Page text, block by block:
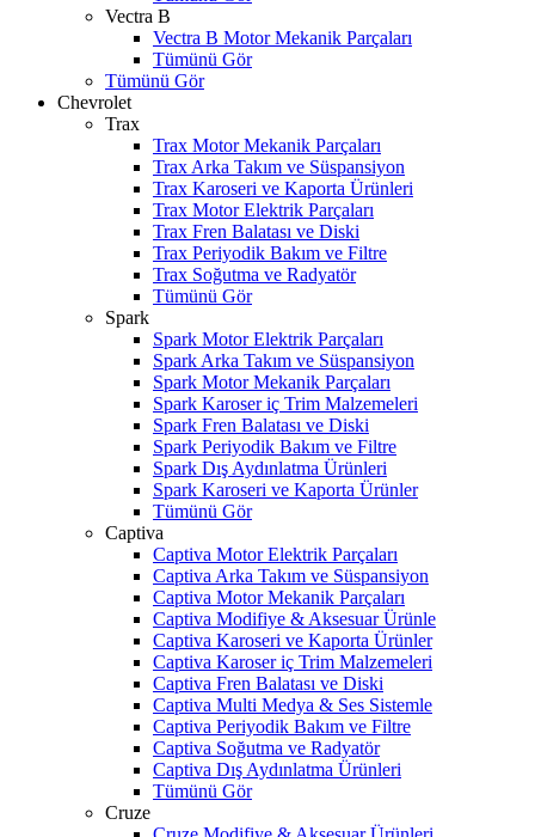
Vectra B
Vectra B Motor Mekanik Parçaları
Tümünü Gör
Tümünü Gör
Chevrolet
Trax
Trax Motor Mekanik Parçaları
Trax Arka Takım ve Süspansiyon
Trax Karoseri ve Kaporta Ürünleri
Trax Motor Elektrik Parçaları
Trax Fren Balatası ve Diski
Trax Periyodik Bakım ve Filtre
Trax Soğutma ve Radyatör
Tümünü Gör
Spark
Spark Motor Elektrik Parçaları
Spark Arka Takım ve Süspansiyon
Spark Motor Mekanik Parçaları
Spark Karoser iç Trim Malzemeleri
Spark Fren Balatası ve Diski
Spark Periyodik Bakım ve Filtre
Spark Dış Aydınlatma Ürünleri
Spark Karoseri ve Kaporta Ürünler
Tümünü Gör
Captiva
Captiva Motor Elektrik Parçaları
Captiva Arka Takım ve Süspansiyon
Captiva Motor Mekanik Parçaları
Captiva Modifiye & Aksesuar Ürünle
Captiva Karoseri ve Kaporta Ürünler
Captiva Karoser iç Trim Malzemeleri
Captiva Fren Balatası ve Diski
Captiva Multi Medya & Ses Sistemle
Captiva Periyodik Bakım ve Filtre
Captiva Soğutma ve Radyatör
Captiva Dış Aydınlatma Ürünleri
Tümünü Gör
Cruze